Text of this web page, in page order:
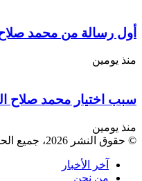
أول رسالة من محمد
منذ يومين
سبب اختيار محمد صلاح الرقم 61 مع
منذ يومين
© حقوق النشر 2026، جميع الحقوق محفوظة |
آخر الأخبار
من نحن